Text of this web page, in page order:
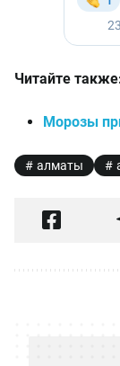
Читайте
Морозы
алматы